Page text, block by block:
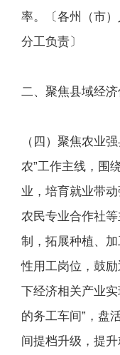
率。〔各州（市
分工负责〕
二、聚焦县域经
（四）聚焦农业
农”工作主线，围
业，培育就业带
农民专业合作社
制，拓展种植、
性用工岗位，鼓
下经济相关产业
的务工车间”，盘
间提档升级，提